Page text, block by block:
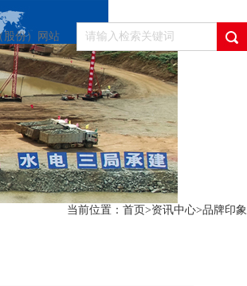
股份）网站
当前位置： 首页>资讯中心>品牌印象